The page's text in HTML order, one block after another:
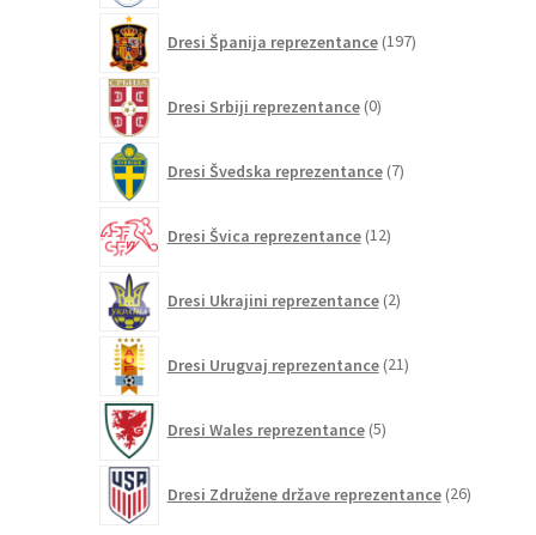
Dresi Španija reprezentance 197izdelkov
Dresi Srbiji reprezentance 0izdelkov
Dresi Švedska reprezentance 7izdelkov
Dresi Švica reprezentance 12izdelkov
Dresi Ukrajini reprezentance 2izdelka
Dresi Urugvaj reprezentance 21izdelkov
Dresi Wales reprezentance 5izdelkov
Dresi Združene države reprezentance 26izdelkov